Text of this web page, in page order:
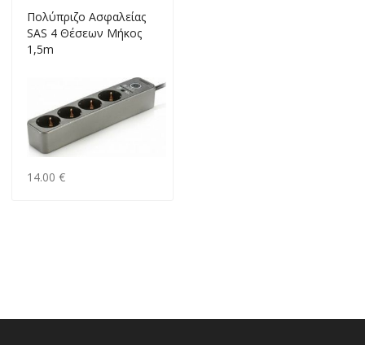
Πολύπριζο Ασφαλείας
SAS 4 Θέσεων Μήκος
1,5m
14.00 €